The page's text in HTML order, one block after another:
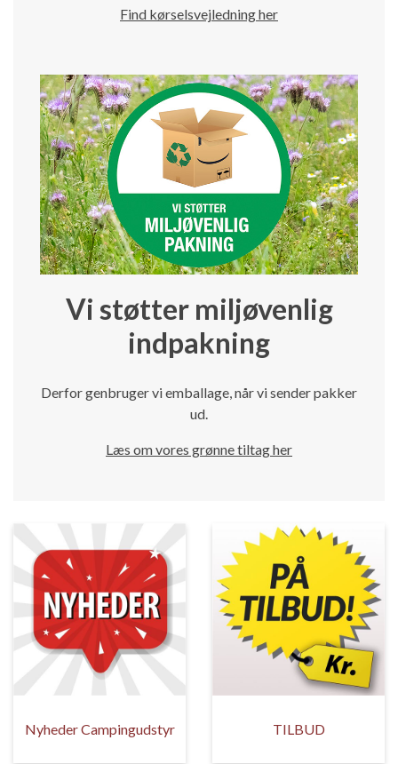
Find kørselsvejledning her
Vi støtter miljøvenlig
indpakning
Derfor genbruger vi emballage, når vi sender pakker
ud.
Læs om vores grønne tiltag her
Nyheder Campingudstyr TILBUD